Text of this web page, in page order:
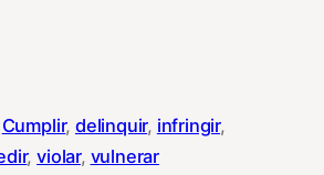
Cumplir, delinquir, infringir
, violar, vulnerar